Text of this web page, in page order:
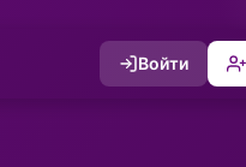
Войти